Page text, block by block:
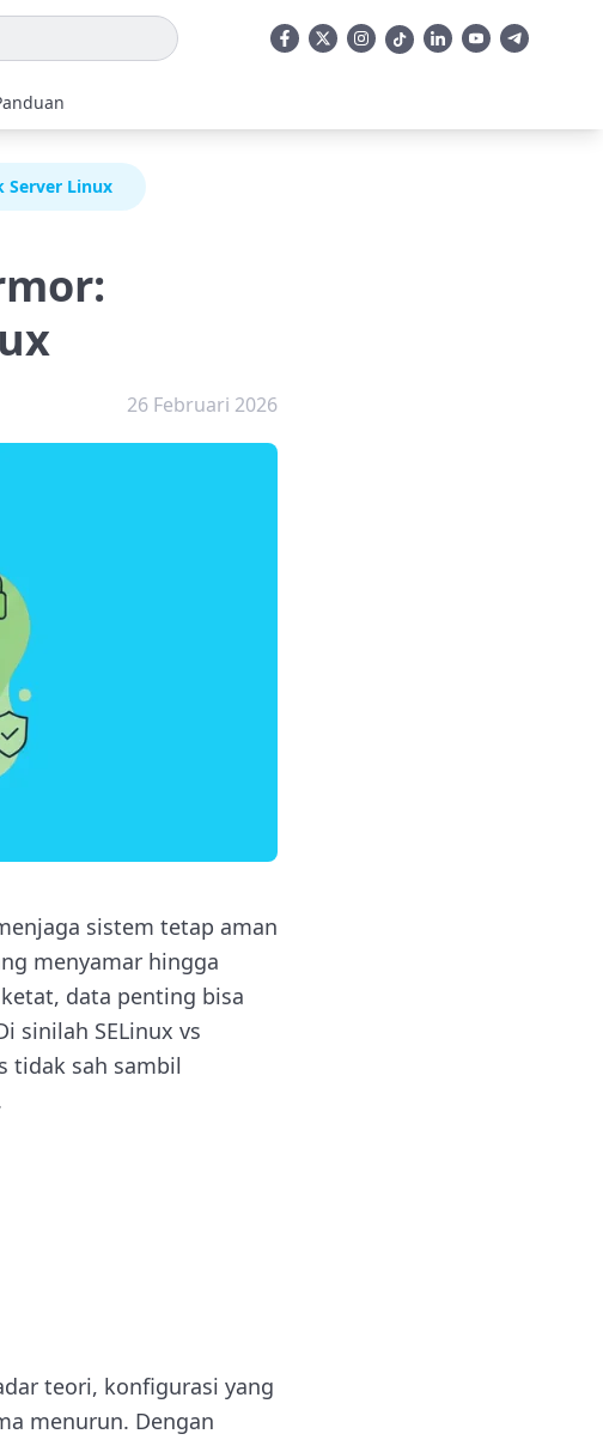
Server Linux
26 Februari 2026
sistem tetap aman
menyamar hingga
data penting bisa
sinilah SELinux vs
tidak sah sambil
teori, konfigurasi yang
menurun. Dengan